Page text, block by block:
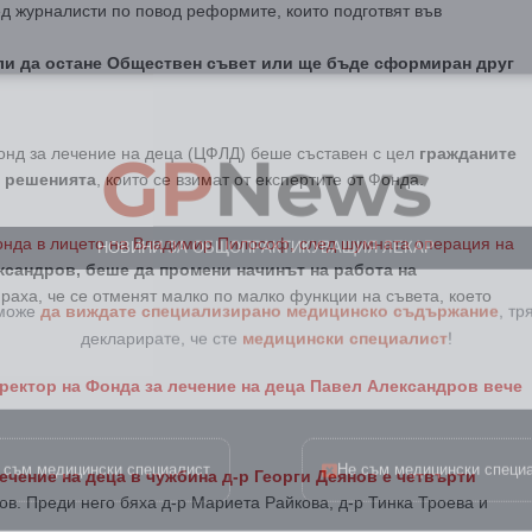
по повод реформите, които подготвят във
да остане Обществен съвет или ще бъде сформиран друг
за лечение на деца (ЦФЛД) беше съставен с цел гражданите
, които се взимат от експертите от Фонда.
в лицето на Владимир Пилософ, след шумната операция на
беше да промени начинът на работа на
че се отменят малко по малко функции на съвета, което
на Фонда за лечение на деца Павел Александров вече
на деца в чужбина д-р Георги Деянов е четвърти
Преди него бяха д-р Мариета Райкова, д-р Тинка Троева и
GPNews
НОВИНИ ЗА ОБЩОПРАКТИКУВАЩИЯ ЛЕКАР
да виждате специализирано медицинско съдържание
декларирате, че стемедицински специалист!
медицински специалист Не съм медицински